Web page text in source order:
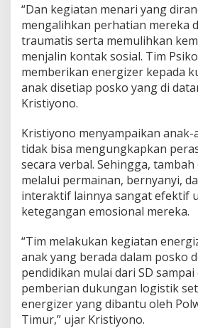
“Dan kegiatan menari yang
mengalihkan perhatian mereka
traumatis serta memulihkan
menjalin kontak sosial. Tim
memberikan energizer kepada
anak disetiap posko yang di
Kristiyono.
Kristiyono menyampaikan
tidak bisa mengungkapkan
secara verbal. Sehingga,
melalui permainan, bernyanyi,
interaktif lainnya sangat efektif
ketegangan emosional mereka.
“Tim melakukan kegiatan
anak yang berada dalam posko
pendidikan mulai dari SD sampai
pemberian dukungan logistik
energizer yang dibantu oleh
Timur,” ujar Kristiyono.